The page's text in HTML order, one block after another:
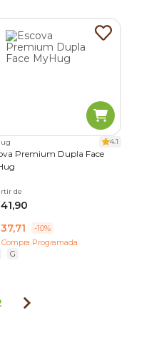
4.1
Premium Dupla Face
de
-10%
Compra Programada
G